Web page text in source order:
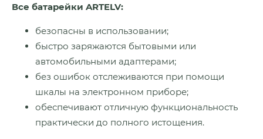
Все батарейки ARTELV:
безопасны в использовании;
быстро заряжаются бытовыми или
автомобильными адаптерами;
без ошибок отслеживаются при помощи
шкалы на электронном приборе;
обеспечивают отличную функциональность
практически до полного истощения.